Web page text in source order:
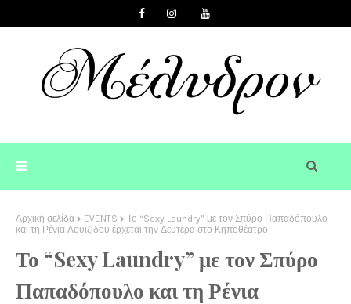
Αρχική σελίδα EVENTS
Το “Sexy Laundry” με τον Σπύρο Παπαδόπουλο
και τη Ρένια Λουιζίδου έρχεται την Δευτέρα στο Κηποθέατρο
Το “Sexy Laundry” με τον Σπύρο
Παπαδόπουλο και τη Ρένια